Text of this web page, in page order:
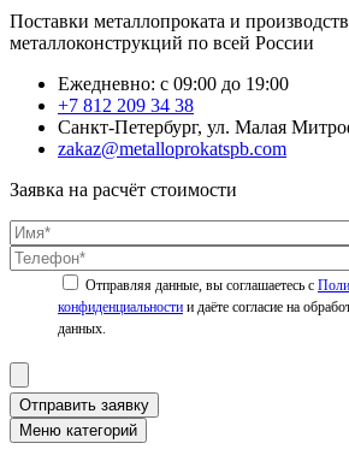
Поставки металлопроката и
металлоконструкций по всей России
Ежедневно: с 09:00 до 19:00
+7 812 209 34 38
Санкт-Петербург, ул. Малая
zakaz@metalloprokatspb.com
Заявка на расчёт стоимости
конфиденциальности
Отправить заявку
Меню категорий